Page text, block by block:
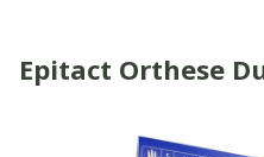
Epitact Orthese